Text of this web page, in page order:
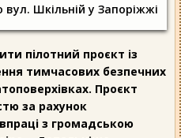
Шкільній у Запоріжжі
пілотний проєкт із
тимчасових безпечних
Проєкт
за рахунок
з громадською